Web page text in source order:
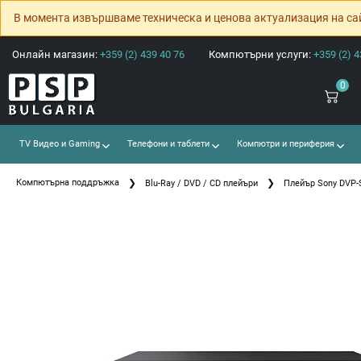
В момента извършваме техническа и ценова актуализация на
Онлайн магазин: +359 (2) 439 40 76 Компютърни услуги: +359 (2)
0
TV Видео и Gaming Телефони и таблети Компютри и периферия
Компютърна поддръжка Blu-Ray / DVD / CD плейъри Плейър Sony